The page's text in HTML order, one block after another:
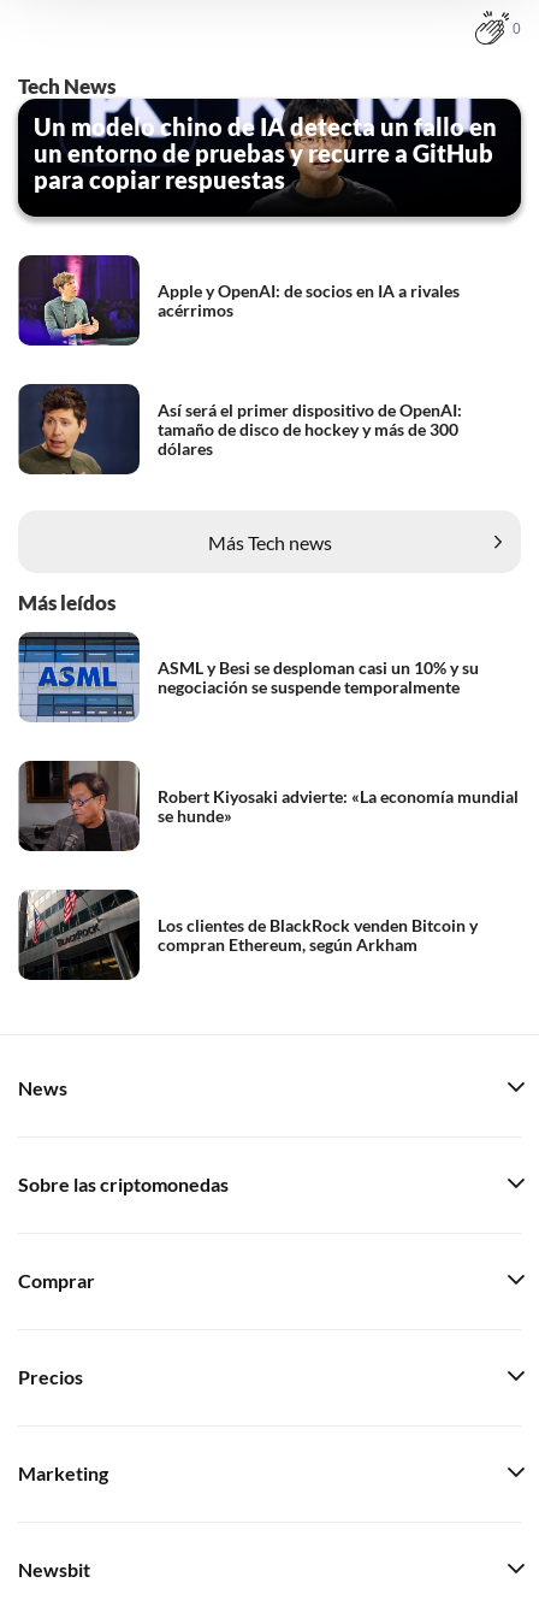
instellingen te allen tijde inzien en bijwerken door op de
tekst 'cookies' te klikken onderaan de pagina. Voor meer
informatie: zie ons
0
Tech News
Un modelo chino de IA detecta un fallo en
un entorno de pruebas y recurre a GitHub
para copiar respuestas
Apple y OpenAI: de socios en IA a rivales
acérrimos
Así será el primer dispositivo de OpenAI:
tamaño de disco de hockey y más de 300
dólares
Más Tech news
Más leídos
ASML y Besi se desploman casi un 10% y su
negociación se suspende temporalmente
Robert Kiyosaki advierte: «La economía mundial
se hunde»
Los clientes de BlackRock venden Bitcoin y
compran Ethereum, según Arkham
News
Sobre las criptomonedas
Comprar
Precios
Marketing
Newsbit